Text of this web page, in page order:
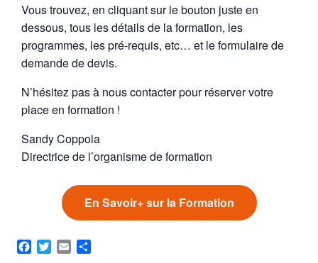
Vous trouvez, en cliquant sur le bouton juste en
dessous, tous les détails de la formation, les
programmes, les pré-requis, etc… et le formulaire de
demande de devis.
N’hésitez pas à nous contacter pour réserver votre
place en formation !
Sandy Coppola
Directrice de l’organisme de formation
En Savoir+ sur la Formation
Facebook
TwitterEmail